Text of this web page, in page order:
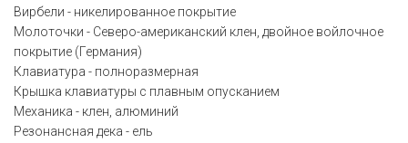
Вирбели - никелированное покрытие
Молоточки - Северо-американский клен, двойное войлочное
покрытие (Германия)
Клавиатура - полноразмерная
Крышка клавиатуры с плавным опусканием
Механика - клен, алюминий
Резонансная дека - ель